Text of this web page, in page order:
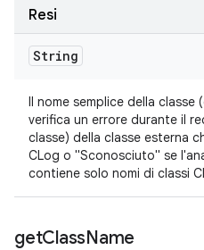
Resi
String
Il nome semplice della classe
verifica un errore durante il
classe) della classe esterna
CLog o "Sconosciuto" se
contiene solo nomi di classi
getClassName